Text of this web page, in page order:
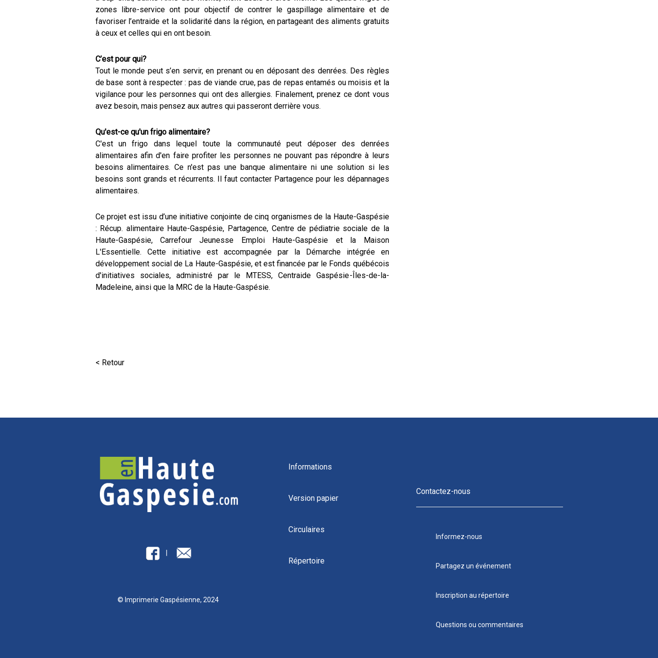
zones libre-service ont pour objectif de contrer le gaspillage alimentaire et de
favoriser l’entraide et la solidarité dans la région, en partageant des aliments gratuits
à ceux et celles qui en ont besoin.
C’est pour qui?
Tout le monde peut s’en servir, en prenant ou en déposant des denrées. Des règles
de base sont à respecter : pas de viande crue, pas de repas entamés ou moisis et la
vigilance pour les personnes qui ont des allergies. Finalement, prenez ce dont vous
avez besoin, mais pensez aux autres qui passeront derrière vous.
Qu'est-ce qu'un frigo alimentaire?
C'est un frigo dans lequel toute la communauté peut déposer des denrées
alimentaires afin d'en faire profiter les personnes ne pouvant pas répondre à leurs
besoins alimentaires. Ce n'est pas une banque alimentaire ni une solution si les
besoins sont grands et récurrents. Il faut contacter Partagence pour les dépannages
alimentaires.
Ce projet est issu d’une initiative conjointe de cinq organismes de la Haute-Gaspésie
: Récup. alimentaire Haute-Gaspésie, Partagence, Centre de pédiatrie sociale de la
Haute-Gaspésie, Carrefour Jeunesse Emploi Haute-Gaspésie et la Maison
L'Essentielle. Cette initiative est accompagnée par la Démarche intégrée en
développement social de La Haute-Gaspésie, et est financée par le Fonds québécois
d'initiatives sociales, administré par le MTESS, Centraide Gaspésie-Îles-de-la-
Madeleine, ainsi que la MRC de la Haute-Gaspésie.
< Retour
© Imprimerie Gaspésienne, 2024
Informations
Version papier
Circulaires
Répertoire
Contactez-nous
Informez-nous
Partagez un événement
Inscription au répertoire
Questions ou commentaires